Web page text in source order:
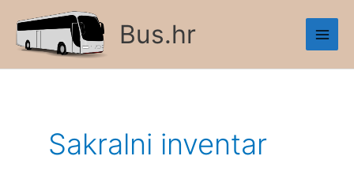
content
Bus.hr
Sakralni inventar